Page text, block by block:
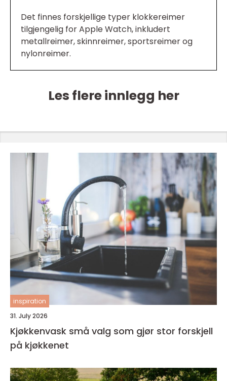
Det finnes forskjellige typer klokkereimer
tilgjengelig for Apple Watch, inkludert
metallreimer, skinnreimer, sportsreimer og
nylonreimer.
Les flere innlegg her
inspiration
31. July 2026
Kjøkkenvask små valg som gjør stor forskjell
på kjøkkenet